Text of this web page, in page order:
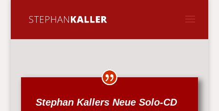
Stephan Kallers Neue Solo-CD